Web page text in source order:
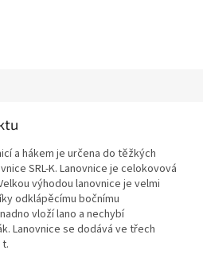
a hákem je určena do těžkých
SRL-K. Lanovnice je celokovová
výhodou lanovnice je velmi
odklápěcímu bočnímu
vloží lano a nechybí
Lanovnice se dodává ve třech